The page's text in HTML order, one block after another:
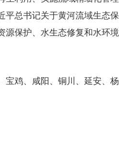
总书记关于黄河流域生态
保护、水生态修复和水环
鸡、咸阳、铜川、延安、